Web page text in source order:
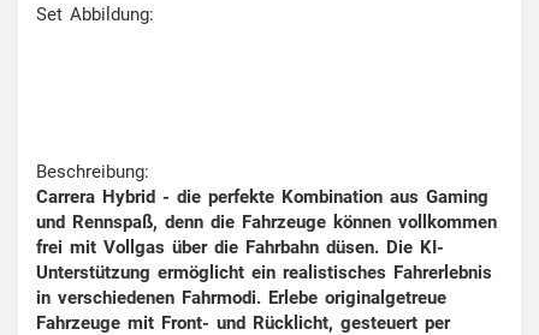
Set Abbildung:
Beschreibung:
Carrera Hybrid - die perfekte Kombination aus Gaming
und Rennspaß, denn die Fahrzeuge können vollkommen
frei mit Vollgas über die Fahrbahn düsen. Die KI-
Unterstützung ermöglicht ein realistisches Fahrerlebnis
in verschiedenen Fahrmodi. Erlebe originalgetreue
Fahrzeuge mit Front- und Rücklicht, gesteuert per